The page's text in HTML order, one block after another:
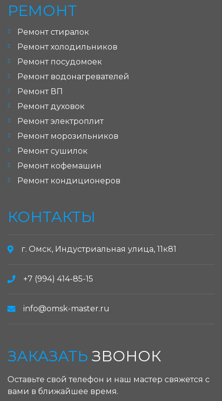
РЕМОНТ
Ремонт стиралок
Ремонт холодильников
Ремонт посудомоек
Ремонт водонагревателей
Ремонт ВП
Ремонт духовок
Ремонт электроплит
Ремонт морозильников
Ремонт сушилок
Ремонт кофемашин
Ремонт кондиционеров
КОНТАКТЫ
г. Омск, Индустриальная улица, 11к81
+7 (994) 414-85-15
info@omsk-master.ru
ЗАКАЗАТЬ ЗВОНОК
Оставьте свой телефон и наш мастер свяжется с
вами в ближайшее время.